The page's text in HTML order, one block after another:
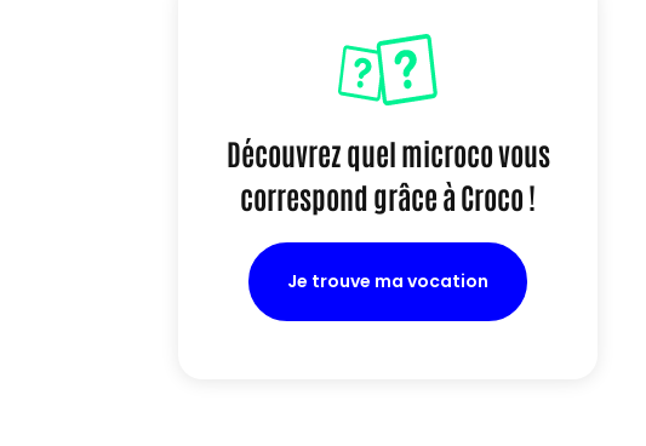
Découvrez quel microco vous
correspond grâce à Croco !
Je trouve ma vocation